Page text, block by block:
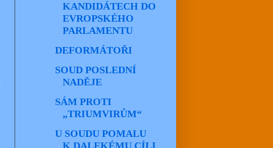
KANDIDÁTECH DO
EVROPSKÉHO
PARLAMENTU
DEFORMÁTOŘI
SOUD POSLEDNÍ
NADĚJE
SÁM PROTI
„TRIUMVIRŮM“
U SOUDU POMALU
K DALEKÉMU CÍLI